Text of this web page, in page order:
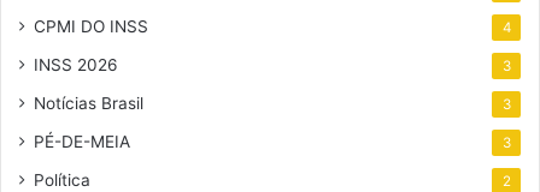
CPMI DO INSS 4
INSS 2026 3
Notícias Brasil 3
PÉ-DE-MEIA 3
Política 2